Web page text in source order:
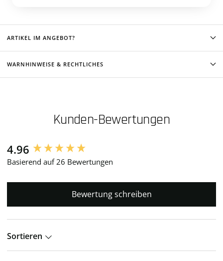
ARTIKEL IM ANGEBOT?
WARNHINWEISE & RECHTLICHES
Kunden-Bewertungen
4.96
Basierend auf 26 Bewertungen
Bewertung schreiben
Sortieren
New content loaded